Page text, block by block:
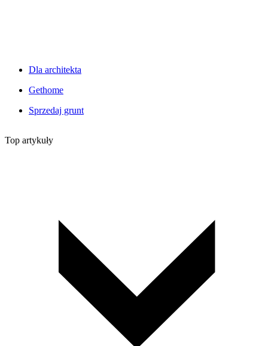
Dla architekta
Gethome
Sprzedaj grunt
Top artykuły